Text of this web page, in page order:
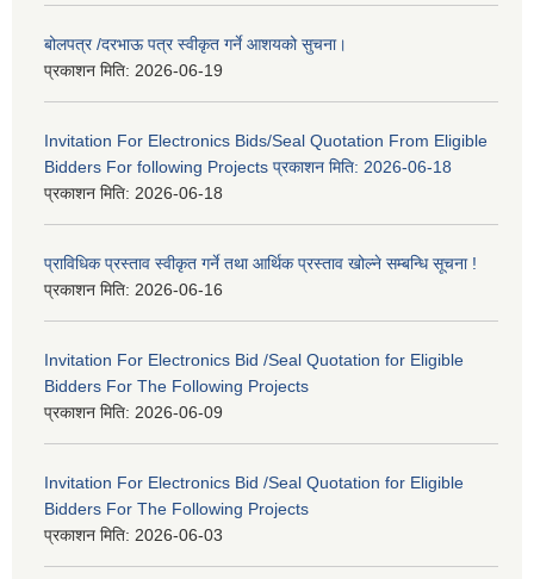
बोलपत्र /दरभाऊ पत्र स्वीकृत गर्ने आशयको सुचना।
प्रकाशन मिति: 2026-06-19
Invitation For Electronics Bids/Seal Quotation From Eligible
Bidders For following Projects प्रकाशन मिति: 2026-06-18
प्रकाशन मिति: 2026-06-18
प्राविधिक प्रस्ताव स्वीकृत गर्ने तथा आर्थिक प्रस्ताव खोल्ने सम्बन्धि सूचना !
प्रकाशन मिति: 2026-06-16
Invitation For Electronics Bid /Seal Quotation for Eligible
Bidders For The Following Projects
प्रकाशन मिति: 2026-06-09
Invitation For Electronics Bid /Seal Quotation for Eligible
Bidders For The Following Projects
प्रकाशन मिति: 2026-06-03